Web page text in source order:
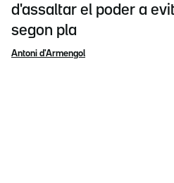
d'assaltar el poder a
segon pla
Antoni d'Armengol